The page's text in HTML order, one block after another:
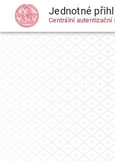
CAS Jednotné
Centrální autentizační